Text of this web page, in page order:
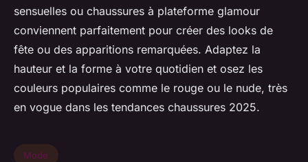
sensuelles ou chaussures à plateforme glamour
conviennent parfaitement pour créer des looks de
fête ou des apparitions remarquées. Adaptez la
hauteur et la forme à votre quotidien et osez les
couleurs populaires comme le rouge ou le nude, très
en vogue dans les tendances chaussures 2025.
Mode